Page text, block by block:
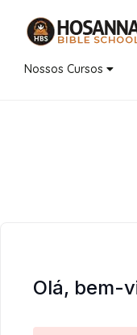
Nossos Cursos
Olá, bem-